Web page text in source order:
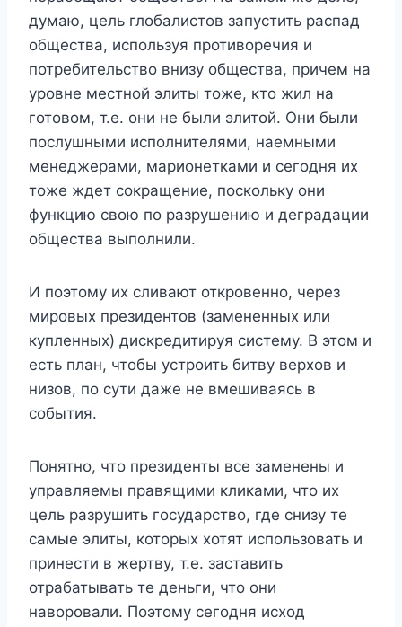
думаю, цель глобалистов запустить распад
общества, используя противоречия и
потребительство внизу общества, причем на
уровне местной элиты тоже, кто жил на
готовом, т.е. они не были элитой. Они были
послушными исполнителями, наемными
менеджерами, марионетками и сегодня их
тоже ждет сокращение, поскольку они
функцию свою по разрушению и деградации
общества выполнили.
И поэтому их сливают откровенно, через
мировых президентов (замененных или
купленных) дискредитируя систему. В этом и
есть план, чтобы устроить битву верхов и
низов, по сути даже не вмешиваясь в
события.
Понятно, что президенты все заменены и
управляемы правящими кликами, что их
цель разрушить государство, где снизу те
самые элиты, которых хотят использовать и
принести в жертву, т.е. заставить
отрабатывать те деньги, что они
наворовали. Поэтому сегодня исход